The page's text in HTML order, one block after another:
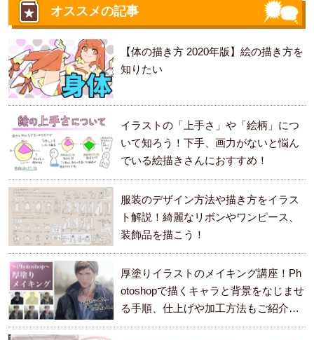
オススメの記事
【体の描き方 2020年版】絵の描き方を
知りたい
イラストの「上手さ」や「絵柄」につ
いて知ろう！下手、画力がないと悩ん
でいる絵描きさんにおすすめ！
服装のデザイン方法や描き方をイラス
ト解説！綺麗なリボンやワンピース、
装飾品を描こう！
厚塗りイラストのメイキング講座！Ph
otoshopで描くキャラと背景をなじませ
る手順、仕上げや加工方法もご紹介し
ます。